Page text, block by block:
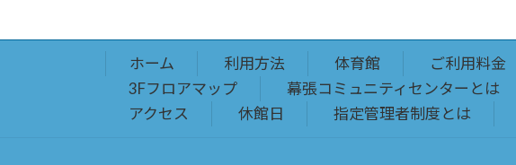
ホーム 利用方法 体育館 ご利用料金
3Fフロアマップ
幕張コミュニティセンターとは
アクセス
休館日 指定管理者制度とは